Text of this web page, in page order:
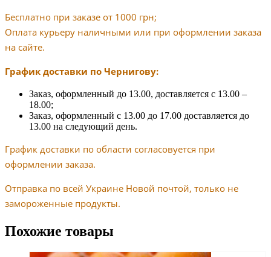
Бесплатно при заказе от 1000 грн;
Оплата курьеру наличными или при оформлении заказа
на сайте.
График доставки по Чернигову:
Заказ, оформленный до 13.00, доставляется с 13.00 –
18.00;
Заказ, оформленный с 13.00 до 17.00 доставляется до
13.00 на следующий день.
График доставки по области согласовуется при
оформлении заказа.
Отправка по всей Украине Новой почтой, только не
замороженные продукты.
Похожие товары